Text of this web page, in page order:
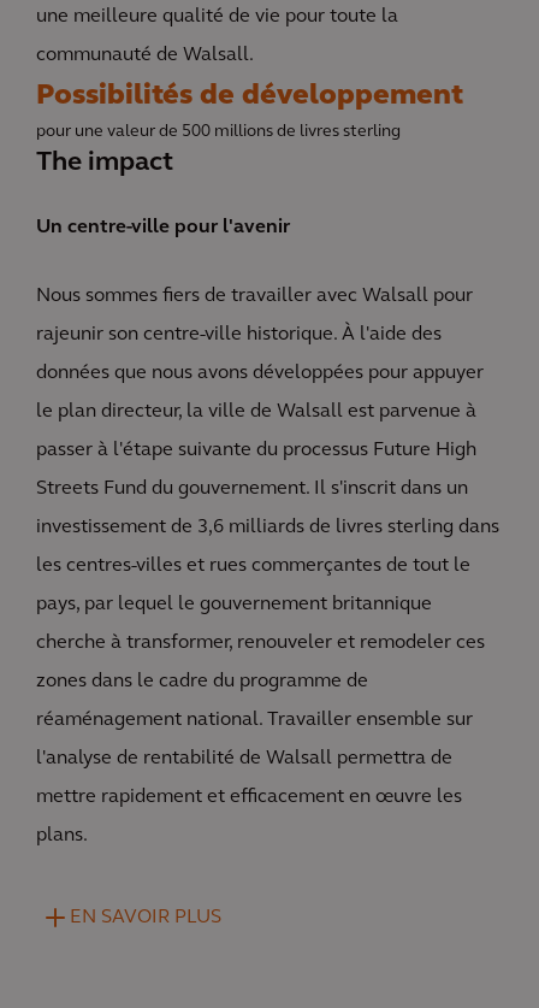
une meilleure qualité de vie pour toute la
communauté de Walsall.
Possibilités de développement
pour une valeur de 500 millions de livres sterling
The impact
Un centre-ville pour l'avenir
Nous sommes fiers de travailler avec Walsall pour
rajeunir son centre-ville historique. À l'aide des
données que nous avons développées pour appuyer
le plan directeur, la ville de Walsall est parvenue à
passer à l'étape suivante du processus Future High
Streets Fund du gouvernement. Il s'inscrit dans un
investissement de 3,6 milliards de livres sterling dans
les centres-villes et rues commerçantes de tout le
pays, par lequel le gouvernement britannique
cherche à transformer, renouveler et remodeler ces
zones dans le cadre du programme de
réaménagement national. Travailler ensemble sur
l'analyse de rentabilité de Walsall permettra de
mettre rapidement et efficacement en œuvre les
plans.
EN SAVOIR PLUS